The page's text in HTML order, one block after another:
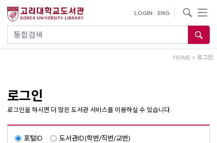
건
통합검색
LOGIN ENG
사이트내 검색
HOME > 로그인
로그인
로그인을 하시면 더 많은 도서관 서비스를 이용하실 수 있습니다.
포털ID 도서관ID(학번/직번/교번)